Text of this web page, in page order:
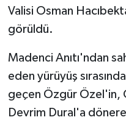
Valisi Osman
görüldü.
Madenci Anıtı'ndan
eden yürüyüş
geçen Özgür Özel'in,
Devrim Dural'a